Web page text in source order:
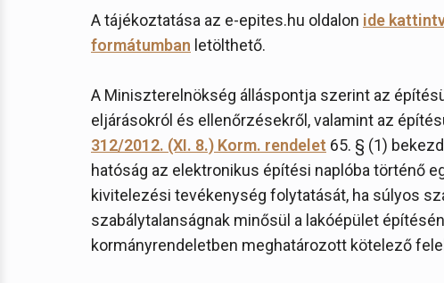
A tájékoztatása az e-epites.hu oldalon ide
formátumban letölthető.
A Miniszterelnökség álláspontja szerint az
eljárásokról és ellenőrzésekről, valamint az
312/2012. (XI. 8.) Korm. rendelet 65. § (1)
hatóság az elektronikus építési naplóba történő
kivitelezési tevékenység folytatását, ha súlyos
szabálytalanságnak minősül a lakóépület
kormányrendeletben meghatározott kötelező